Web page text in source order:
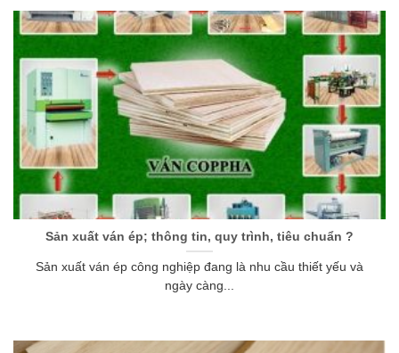
Sản xuất ván ép; thông tin, quy trình, tiêu chuẩn ?
Sản xuất ván ép công nghiệp đang là nhu cầu thiết yếu và
ngày càng...